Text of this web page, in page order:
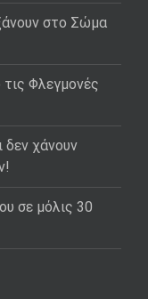
στο Σώμα
Φλεγμονές
δεν χάνουν
σε μόλις 30